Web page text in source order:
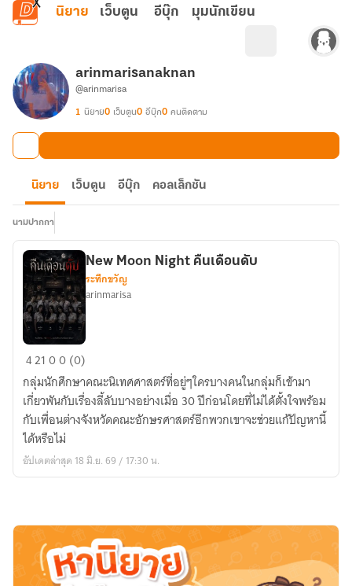
ข้ามไปยังเนื้อหาหลัก
นิยาย เว็บตูน อีบุ๊ก มุมนักเขียน
arinmarisanaknan
@arinmarisa
1 นิยาย0 เว็บตูน0 อีบุ๊ก0 คนติดตาม
นิยาย เว็บตูน อีบุ๊ก คอลเล็กชัน
นามปากกา
New
Moon
Night
คืน
เดือน
ดับ
New Moon Night คืนเดือนดับ
ระทึกขวัญ
arinmarisa
42100 (0)
กลุ่มนักศึกษาคณะนิเทศศาสตร์ที่อยู่ๆใครบางคนในกลุ่มก็เข้ามา
เกี่ยวพันกับเรื่องลี้ลับบางอย่างเมื่อ 30 ปีก่อนโดยที่ไม่ได้ตั้งใจพร้อม
กับเพื่อนต่างจังหวัดคณะอักษรศาสตร์อีกพวกเขาจะช่วยแก้ปัญหานี้
ได้หรือไม่
อัปเดตล่าสุด 18 มิ.ย. 69 / 17:30 น.